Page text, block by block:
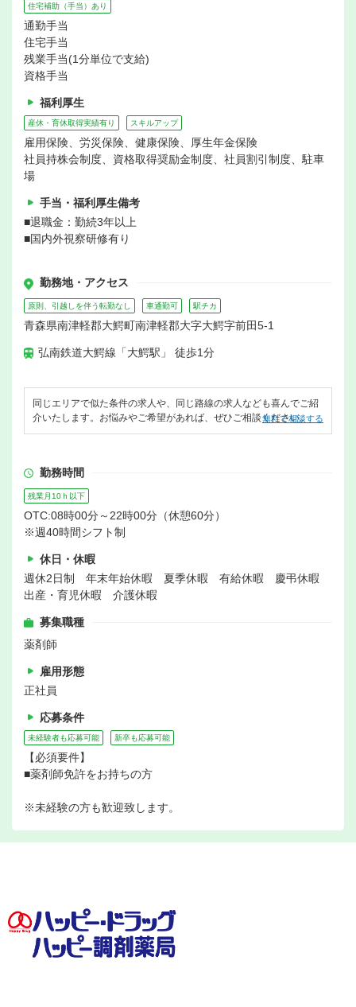
住宅補助（手当）あり
通勤手当
住宅手当
残業手当(1分単位で支給)
資格手当
福利厚生
産休・育休取得実績有り スキルアップ
雇用保険、労災保険、健康保険、厚生年金保険
社員持株会制度、資格取得奨励金制度、社員割引制度、駐車
場
手当・福利厚生備考
■退職金：勤続3年以上
■国内外視察研修有り
勤務地・アクセス
原則、引越しを伴う転勤なし 車通勤可 駅チカ
青森県南津軽郡大鰐町南津軽郡大字大鰐字前田5-1
弘南鉄道大鰐線「大鰐駅」 徒歩1分
同じエリアで似た条件の求人や、同じ路線の求人なども喜んでご紹
介いたします。お悩みやご希望があれば、ぜひご相談ください。
無料で相談する
勤務時間
残業月10ｈ以下
OTC:08時00分～22時00分（休憩60分）
※週40時間シフト制
休日・休暇
週休2日制 年末年始休暇 夏季休暇 有給休暇 慶弔休暇
出産・育児休暇 介護休暇
募集職種
薬剤師
雇用形態
正社員
応募条件
未経験者も応募可能 新卒も応募可能
【必須要件】
■薬剤師免許をお持ちの方
※未経験の方も歓迎致します。